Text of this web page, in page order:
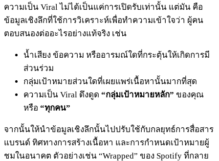
ความเป็น Viral ไม่ได้เป็นแค่การเปิดรับเท่านั้น แต่มัน คือ
ข้อมูลเชิงลึกที่ใช้การวิเคราะห์เพื่อทำความเข้าใจว่า ผู้คน
ตอบสนองต่ออะไรอย่างแท้จริง เช่น
น้ำเสียง ข้อความ หรืออารมณ์ใดที่กระตุ้นให้เกิดการมี
ส่วนร่วม
กลุ่มเป้าหมายส่วนใดที่เผยแพร่เนื้อหานั้นมากที่สุด
ความเป็น Viral ดึงดูด “กลุ่มเป้าหมายหลัก” ของคุณ
หรือ “ทุกคน”
จากนั้นให้นำข้อมูลเชิงลึกนั้นไปปรับใช้กับกลยุทธ์การสื่อสาร
แบรนด์ ทิศทางการสร้างเนื้อหา และการกำหนดเป้าหมายผู้
ชมในอนาคต ตัวอย่างเช่น “Wrapped” ของ Spotify ที่กลาย